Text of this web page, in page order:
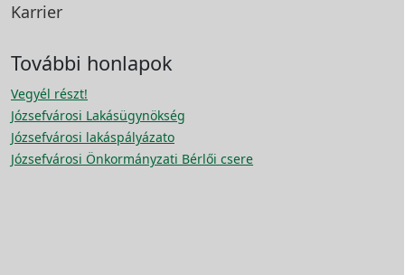
Karrier
További honlapok
Vegyél részt!
Józsefvárosi Lakásügynökség
Józsefvárosi lakáspályázato
Józsefvárosi Önkormányzati Bérlői csere